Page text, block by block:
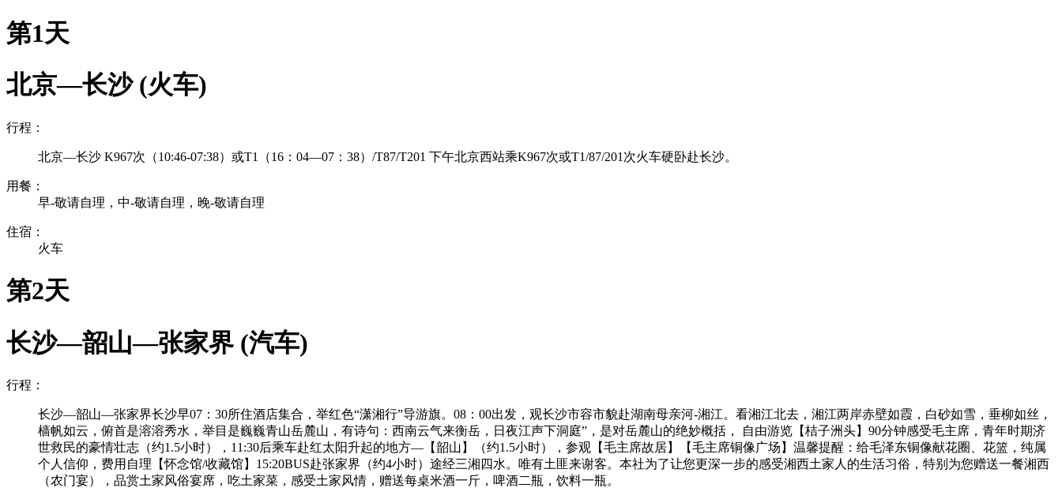
第1天
北京—长沙 (火车)
行程：
北京—长沙 K967次（10:46-07:38）或T1（16：04—07：38）/T87/T201 下午北京西站乘K967次或T1/87/201次火车硬卧赴长沙。
用餐：
早-敬请自理，中-敬请自理，晚-敬请自理
住宿：
火车
第2天
长沙—韶山—张家界 (汽车)
行程：
长沙—韶山—张家界长沙早07：30所住酒店集合，举红色“潇湘行”导游旗。08：00出发，观长沙市容市貌赴湖南母亲河-湘江。看湘江北去，湘江两岸赤壁如霞，白砂如雪，垂柳如丝，
樯帆如云，俯首是溶溶秀水，举目是巍巍青山岳麓山，有诗句：西南云气来衡岳，日夜江声下洞庭”，是对岳麓山的绝妙概括， 自由游览【桔子洲头】90分钟感受毛主席，青年时期济
世救民的豪情壮志（约1.5小时），11:30后乘车赴红太阳升起的地方—【韶山】（约1.5小时），参观【毛主席故居】【毛主席铜像广场】温馨提醒：给毛泽东铜像献花圈、花篮，纯属
个人信仰，费用自理【怀念馆/收藏馆】15:20BUS赴张家界（约4小时）途经三湘四水。唯有土匪来谢客。本社为了让您更深一步的感受湘西土家人的生活习俗，特别为您赠送一餐湘西
（农门宴），品赏土家风俗宴席，吃土家菜，感受土家风情，赠送每桌米酒一斤，啤酒二瓶，饮料一瓶。